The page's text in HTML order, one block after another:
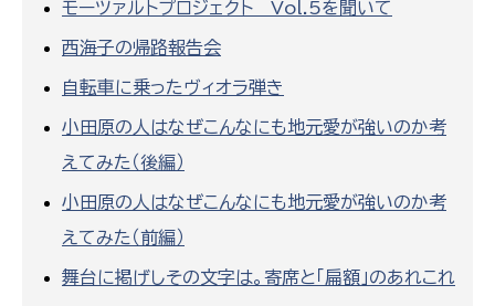
モーツァルトプロジェクト Vol.5を聞いて
西海子の帰路報告会
自転車に乗ったヴィオラ弾き
小田原の人はなぜこんなにも地元愛が強いのか考
えてみた（後編）
小田原の人はなぜこんなにも地元愛が強いのか考
えてみた（前編）
舞台に掲げしその文字は。寄席と「扁額」のあれこれ